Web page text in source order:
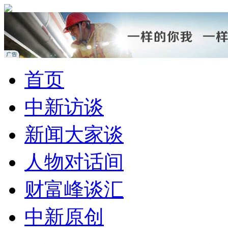
首页
中新访谈
新闻大家谈
人物对话间
财富峰谈汇
中新原创